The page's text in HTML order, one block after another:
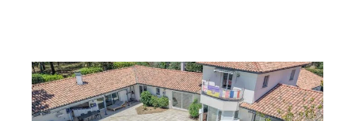
ST AUBIN DE MEDOC 33
272,52 m2, 10 pièces
Ref : 7583